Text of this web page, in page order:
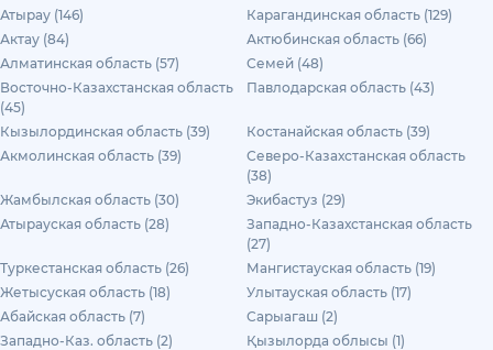
Атырау (146)
Карагандинская область (129)
Актау (84)
Актюбинская область (66)
Алматинская область (57)
Семей (48)
Восточно-Казахстанская область
(45)
Павлодарская область (43)
Кызылординская область (39)
Костанайская область (39)
Акмолинская область (39)
Северо-Казахстанская область
(38)
Жамбылская область (30)
Экибастуз (29)
Атырауская область (28)
Западно-Казахстанская область
(27)
Туркестанская область (26)
Мангистауская область (19)
Жетысуская область (18)
Улытауская область (17)
Абайская область (7)
Сарыагаш (2)
Западно-Каз. область (2)
Қызылорда облысы (1)